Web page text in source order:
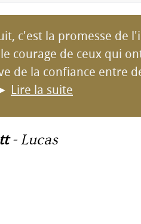
c'est la promesse de
courage de ceux qui
de la confiance entre
Lire la suite
- Lucas